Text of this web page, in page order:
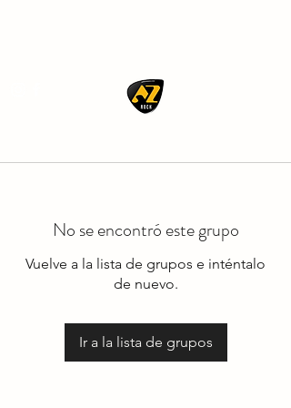
No se encontró este grupo
Vuelve a la lista de grupos e inténtalo
de nuevo.
Ir a la lista de grupos